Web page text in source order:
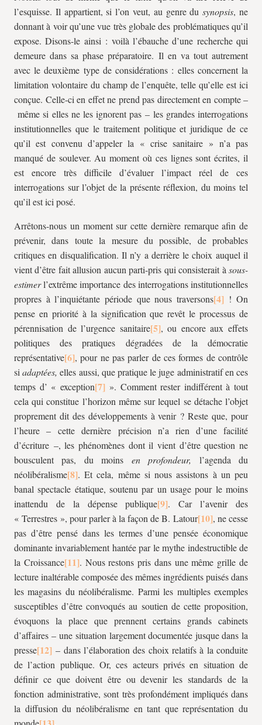
l’esquisse. Il appartient, si l’on veut, au genre dusynopsis, ne
donnant à voir qu’une vue très globale des problématiques qu’il
expose. Disons-le ainsi : voilà l’ébauche d’une recherche qui
demeure dans sa phase préparatoire. Il en va tout autrement
avec le deuxième type de considérations : elles concernent la
limitation volontaire du champ de l’enquête, telle qu’elle est ici
conçue. Celle-ci en effet ne prend pas directement en compte –
même si elles ne les ignorent pas – les grandes interrogations
institutionnelles que le traitement politique et juridique de ce
qu’il est convenu d’appeler la « crise sanitaire » n’a pas
manqué de soulever. Au moment où ces lignes sont écrites, il
est encore très difficile d’évaluer l’impact réel de ces
interrogations sur l’objet de la présente réflexion, du moins tel
qu’il est ici posé.
Arrêtons-nous un moment sur cette dernière remarque afin de
prévenir, dans toute la mesure du possible, de probables
critiques en disqualification. Il n’y a derrière le choix auquel il
vient d’être fait allusion aucun parti-pris qui consisterait à sous-
estimerl’extrême importance des interrogations institutionnelles
propres à l’inquiétante période que nous traversons
! On
pense en priorité à la signification que revêt le processus de
pérennisation de l’urgence sanitaire
, ou encore aux effets
politiques des pratiques dégradées de la démocratie
représentative
, pour ne pas parler de ces formes de contrôle
siadaptées,elles aussi, que pratique le juge administratif en ces
temps d’ « exception
». Comment rester indifférent à tout
cela qui constitue l’horizon même sur lequel se détache l’objet
proprement dit des développements à venir ? Reste que, pour
l’heure – cette dernière précision n’a rien d’une facilité
d’écriture –, les phénomènes dont il vient d’être question ne
bousculent pas, du moins en profondeur,
l’agenda du
néolibéralisme
. Et cela, même si nous assistons à un peu
banal spectacle étatique, soutenu par un usage pour le moins
inattendu de la dépense publique
. Car l’avenir des
« Terrestres », pour parler à la façon de B. Latour
, ne cesse
pas d’être pensé dans les termes d’une pensée économique
dominante invariablement hantée par le mythe indestructible de
la Croissance
. Nous restons pris dans une même grille de
lecture inaltérable composée des mêmes ingrédients puisés dans
les magasins du néolibéralisme. Parmi les multiples exemples
susceptibles d’être convoqués au soutien de cette proposition,
évoquons la place que prennent certains grands cabinets
d’affaires – une situation largement documentée jusque dans la
presse
– dans l’élaboration des choix relatifs à la conduite
de l’action publique. Or, ces acteurs privés en situation de
définir ce que doivent être ou devenir les standards de la
fonction administrative, sont très profondément impliqués dans
la diffusion du néolibéralisme en tant que représentation du